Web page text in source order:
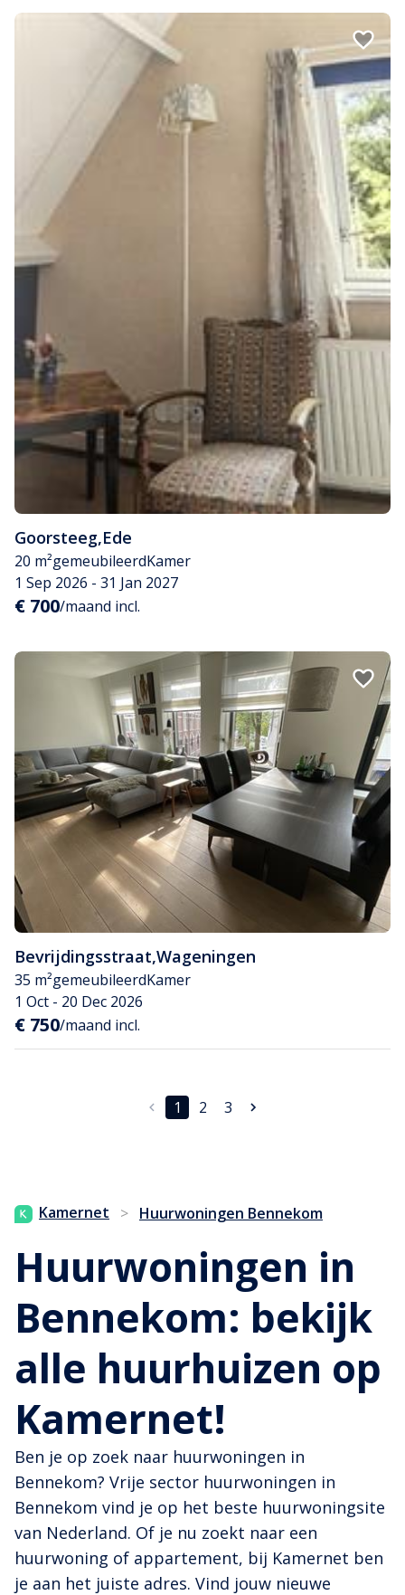
Goorsteeg,Ede
20 m²gemeubileerdKamer
1 Sep 2026 - 31 Jan 2027
€ 700/maand incl.
Bevrijdingsstraat,Wageningen
35 m²gemeubileerdKamer
1 Oct - 20 Dec 2026
€ 750/maand incl.
1 2 3
Kamernet > Huurwoningen Bennekom
Huurwoningen in
Bennekom: bekijk
alle huurhuizen op
Kamernet!
Ben je op zoek naar huurwoningen in
Bennekom? Vrije sector huurwoningen in
Bennekom vind je op het beste huurwoningsite
van Nederland. Of je nu zoekt naar een
huurwoning of appartement, bij Kamernet ben
je aan het juiste adres. Vind jouw nieuwe